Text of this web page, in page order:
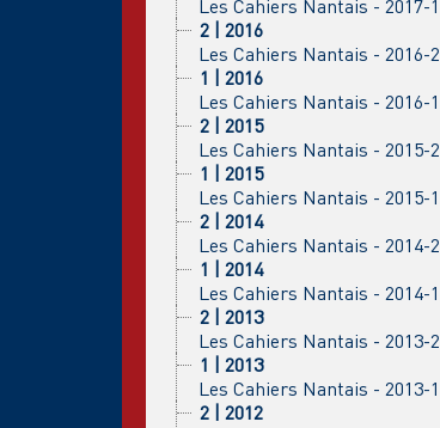
Les Cahiers Nantais - 2017-1
2 | 2016
Les Cahiers Nantais - 2016-2
1 | 2016
Les Cahiers Nantais - 2016-1
2 | 2015
Les Cahiers Nantais - 2015-2
1 | 2015
Les Cahiers Nantais - 2015-1
2 | 2014
Les Cahiers Nantais - 2014-2
1 | 2014
Les Cahiers Nantais - 2014-1
2 | 2013
Les Cahiers Nantais - 2013-2
1 | 2013
Les Cahiers Nantais - 2013-1
2 | 2012